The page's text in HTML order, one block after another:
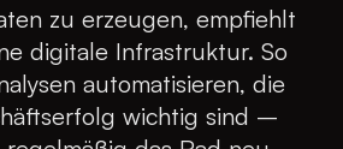
zu erzeugen, empfiehlt
digitale Infrastruktur. So
automatisieren, die
wichtig sind –